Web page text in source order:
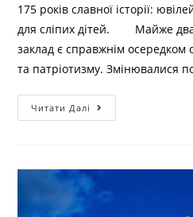
175 років славної історії:
для сліпих дітей. Майже два
заклад є справжнім осередком
та патріотизму. Змінювалися
Читати Далі